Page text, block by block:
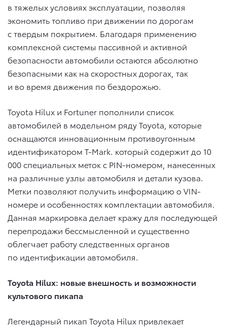
в тяжелых условиях эксплуатации, позволяя
экономить топливо при движении по дорогам
с твердым покрытием. Благодаря применению
комплексной системы пассивной и активной
безопасности автомобили остаются абсолютно
безопасными как на скоростных дорогах, так
и во время движения по бездорожью.
Toyota Hilux и Fortuner пополнили список
автомобилей в модельном ряду Toyota, которые
оснащаются инновационным противоугонным
идентификатором T-Mark. который содержит до 10
000 специальных меток с PIN-номером, нанесенных
на различные узлы автомобиля и детали кузова.
Метки позволяют получить информацию о VIN-
номере и особенностях комплектации автомобиля.
Данная маркировка делает кражу для последующей
перепродажи бессмысленной и существенно
облегчает работу следственных органов
по идентификации автомобиля.
Toyota Hilux: новые внешность и возможности
культового пикапа
Легендарный пикап Toyota Hilux привлекает